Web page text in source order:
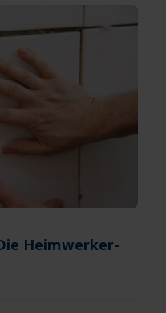
Heimwerker-